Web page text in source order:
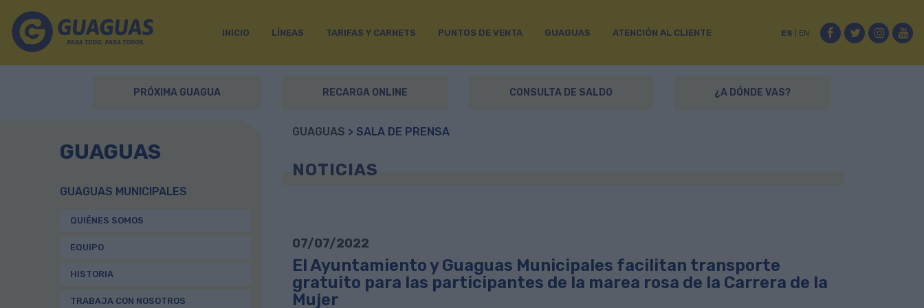
INICIO LÍNEAS TARIFAS Y CARNETS PUNTOS DE VENTA GUAGUAS ATENCIÓN AL CLIENTE Facebook
Twitter
ES EN
PRÓXIMA GUAGUA RECARGA ONLINE CONSULTA DE SALDO ¿A DÓNDE VAS?
GUAGUAS
GUAGUAS MUNICIPALES
QUIÉNES SOMOS
EQUIPO
HISTORIA
TRABAJA CON NOSOTROS
GUAGUAS > SALA DE PRENSA
NOTICIAS
07/07/2022
El Ayuntamiento y Guaguas Municipales facilitan transporte
gratuito para las participantes de la marea rosa de la Carrera de la
Mujer